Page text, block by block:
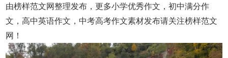
由榜样范文网整理发布，更多小学优秀作文，初中满分作
文，高中英语作文，中考高考作文素材发布请关注榜样范文
网！